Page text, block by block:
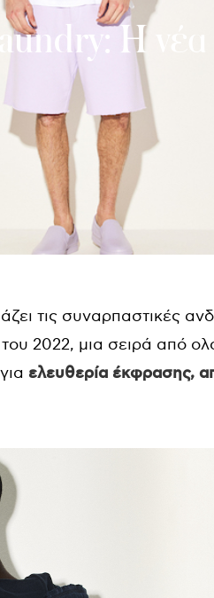
Η νέα
τις συναρπαστικές
του 2022, μια σειρά από
ελευθερία έκφρασης,